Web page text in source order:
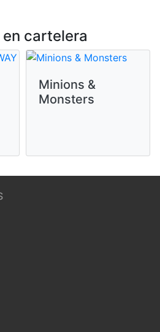
cartelera
Minions &
Monsters